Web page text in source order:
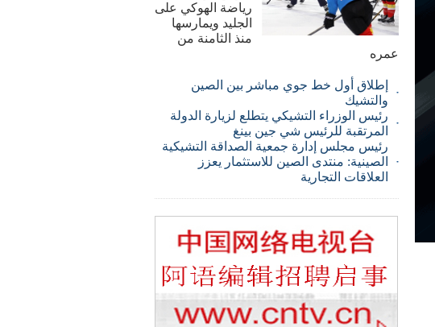
رياضة الهوكي على
الجليد ويمارسها
منذ الثامنة من
عمره
إطلاق أول خط جوي مباشر بين الصين
والتشيك
رئيس الوزراء التشيكي يتطلع لزيارة الدولة
المرتقبة للرئيس شي جين بينغ
رئيس مجلس إدارة جمعية الصداقة التشيكية
الصينية: منتدى الصين للاستثمار يعزز
العلاقات التجارية